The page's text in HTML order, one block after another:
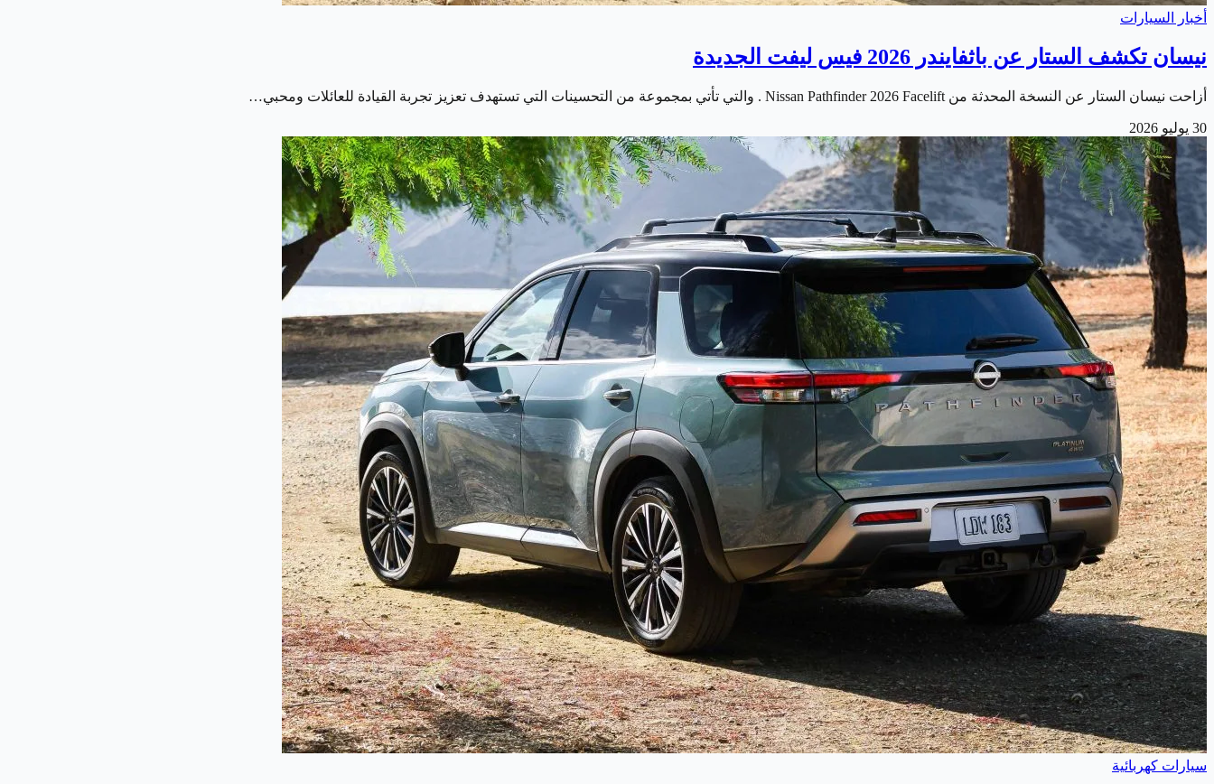
أخبار السيارات
نيسان تكشف الستار عن باثفايندر 2026 فيس ليفت الجديدة
أزاحت نيسان الستار عن النسخة المحدثة من Nissan Pathfinder 2026 Facelift . والتي تأتي بمجموعة من التحسينات التي تستهدف تعزيز تجربة القيادة للعائلات ومحبي…
30 يوليو 2026
سيارات كهربائية